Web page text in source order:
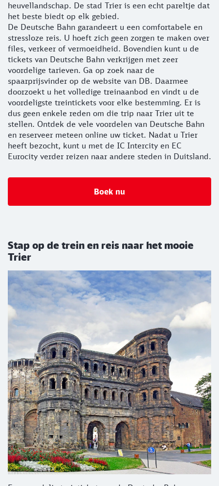
heuvellandschap. De stad Trier is een echt pareltje dat
het beste biedt op elk gebied.
De Deutsche Bahn garandeert u een comfortabele en
stressloze reis. U hoeft zich geen zorgen te maken over
files, verkeer of vermoeidheid. Bovendien kunt u de
tickets van Deutsche Bahn verkrijgen met zeer
voordelige tarieven. Ga op zoek naar de
spaarprijsvinder op de website van DB. Daarmee
doorzoekt u het volledige treinaanbod en vindt u de
voordeligste treintickets voor elke bestemming. Er is
dus geen enkele reden om die trip naar Trier uit te
stellen. Ontdek de vele voordelen van Deutsche Bahn
en reserveer meteen online uw ticket. Nadat u Trier
heeft bezocht, kunt u met de IC Intercity en EC
Eurocity verder reizen naar andere steden in Duitsland.
Boek nu
Stap op de trein en reis naar het mooie
Trier